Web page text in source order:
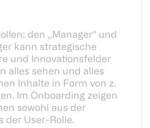
den „Manager“ und
kann strategische
und Innovationsfelder
alles sehen und alles
Inhalte in Form von z.
Im Onboarding zeigen
sowohl aus der
der User-Rolle.